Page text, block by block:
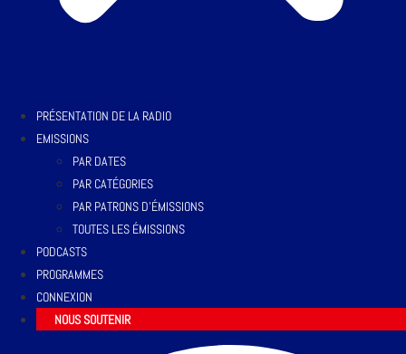
PRÉSENTATION DE LA RADIO
EMISSIONS
PAR DATES
PAR CATÉGORIES
PAR PATRONS D’ÉMISSIONS
TOUTES LES ÉMISSIONS
PODCASTS
PROGRAMMES
CONNEXION
NOUS SOUTENIR